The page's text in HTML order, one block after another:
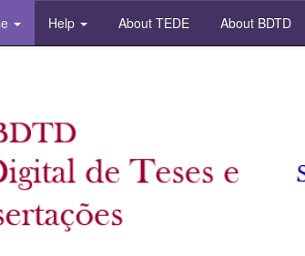
Help About TEDE About BDTD